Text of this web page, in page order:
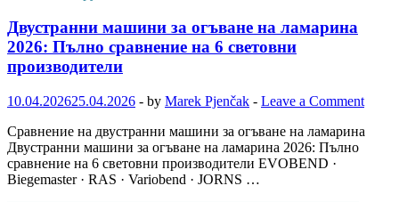
Двустранни машини за огъване на ламарина
2026: Пълно сравнение на 6 световни
производители
10.04.202625.04.2026 - by Marek Pjenčak - Leave a Comment
Сравнение на двустранни машини за огъване на ламарина
Двустранни машини за огъване на ламарина 2026: Пълно
сравнение на 6 световни производители EVOBEND ·
Biegemaster · RAS · Variobend · JORNS …